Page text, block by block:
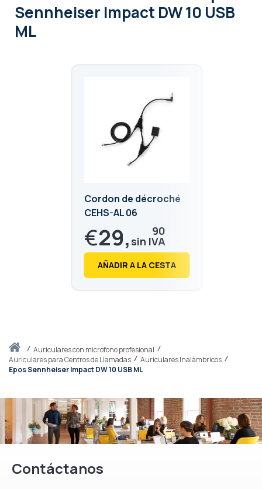
Inicioauriculares con micrófono profesional
Auriculares para Centros de Llamadas
Auriculares Inalámbricos
Epos Sennheiser Impact DW 10 USB ML
Sennheiser Impact DW 10 USB
ML
Cordon de décroché
CEHS-AL 06
€29, 90
€ 36,
AÑADIR A LA CESTA
Contáctanos